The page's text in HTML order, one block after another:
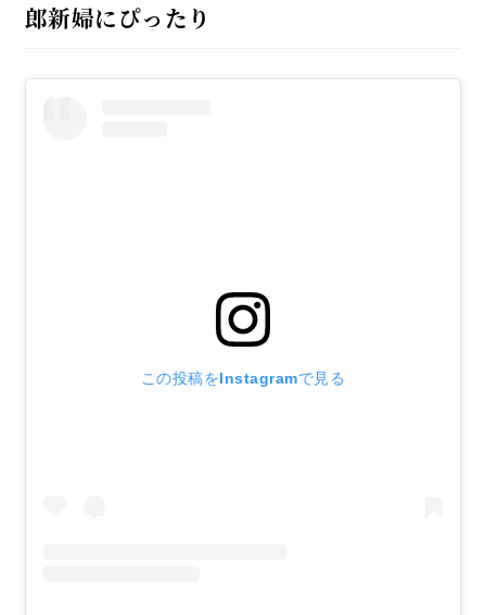
郎新婦にぴったり
この投稿をInstagramで見る